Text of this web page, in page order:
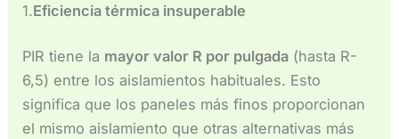
1.Eficiencia térmica insuperable
PIR tiene la mayor valor R por pulgada (hasta R-
6,5) entre los aislamientos habituales. Esto
significa que los paneles más finos proporcionan
el mismo aislamiento que otras alternativas más